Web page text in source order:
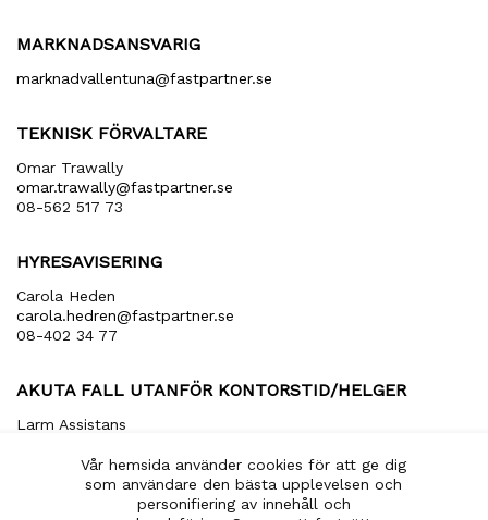
MARKNADSANSVARIG
marknadvallentuna​@fastpartner​.se
TEKNISK FÖRVALTARE
Omar Trawally
omar.trawally@fastpartner.se
08-562 517 73
HYRESAVISERING
Carola Heden
carola​.hedren​@fastpartner​.se
08-402 34 77
AKUTA FALL UTANFÖR KONTORSTID/HELGER
Larm Assistans
070-849 20 00Vår hemsida använder cookies för att ge dig
som användare den bästa upplevelsen och
personifiering av innehåll och